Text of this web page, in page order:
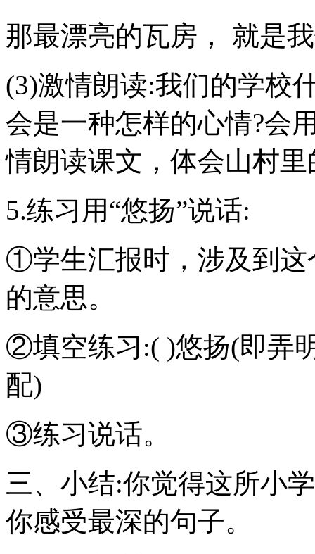
那最漂亮的瓦房， 就是
(3)激情朗读:我们的学校
会是一种怎样的心情?会
情朗读课文，体会山村
5.练习用“悠扬”说话:
①学生汇报时，涉及到这
的意思。
②填空练习:( )悠扬(即弄
配)
③练习说话。
三、小结:你觉得这所小
你感受最深的句子。